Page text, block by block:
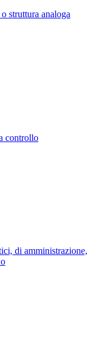
struttura analoga
controllo
di amministrazione,